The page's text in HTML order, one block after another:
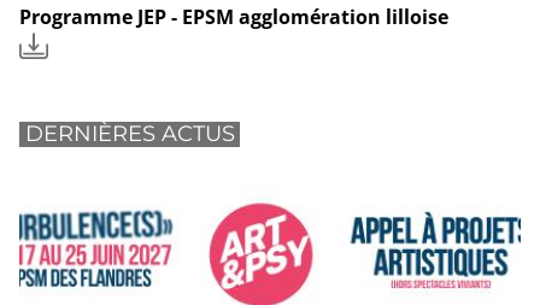
Programme JEP - EPSM agglomération lilloise
DERNIÈRES ACTUS